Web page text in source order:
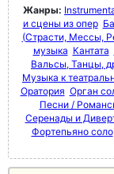
Жанры:
и сцены из опер
(Страсти, Мессы,
музыка Кантата
Вальсы, Танцы,
Музыка к
Оратория Орган
Песни /
Серенады и
Фортепьяно соло